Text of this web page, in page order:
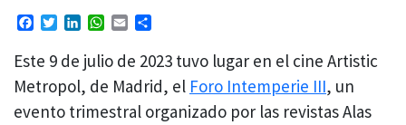
Facebook
TwitterLinkedIn
WhatsApp
Email
Este 9 de julio de 2023 tuvo lugar en el cine Artistic
Metropol, de Madrid, el Foro Intemperie III, un
evento trimestral organizado por las revistas Alas